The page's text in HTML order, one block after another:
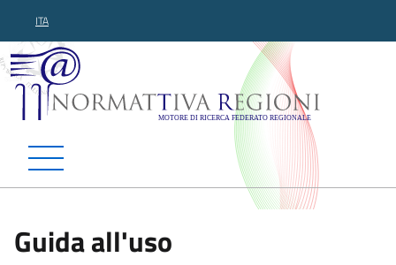
ITA
Normattiva Regioni -
Guida all'uso